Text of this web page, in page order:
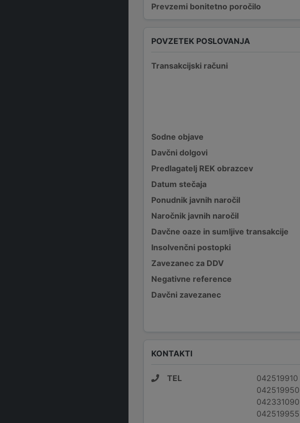
Prevzemi bonitetno poročilo
POVZETEK POSLOVANJA
Transakcijski računi
Sodne objave
Davčni dolgovi
Predlagatelj REK obrazcev
Datum stečaja
Ponudnik javnih naročil
Naročnik javnih naročil
Davčne oaze in sumljive transakcije
Insolvenčni postopki
Zavezanec za DDV
Negativne reference
Davčni zavezanec
KONTAKTI
TEL
042519910
042519950
042331090
042519955